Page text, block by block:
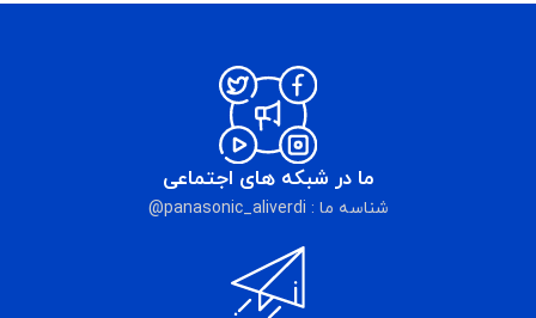
ما در شبکه های اجتماعی
شناسه ما : panasonic_aliverdi@